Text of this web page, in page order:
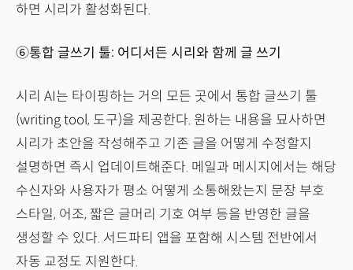
하면 시리가 활성화된다.
⑥통합 글쓰기 툴: 어디서든 시리와 함께 글 쓰기
시리 AI는 타이핑하는 거의 모든 곳에서 통합 글쓰기 툴
(writing tool, 도구)을 제공한다. 원하는 내용을 묘사하면
시리가 초안을 작성해주고 기존 글을 어떻게 수정할지
설명하면 즉시 업데이트해준다. 메일과 메시지에서는 해당
수신자와 사용자가 평소 어떻게 소통해왔는지 문장 부호
스타일, 어조, 짧은 글머리 기호 여부 등을 반영한 글을
생성할 수 있다. 서드파티 앱을 포함해 시스템 전반에서
자동 교정도 지원한다.